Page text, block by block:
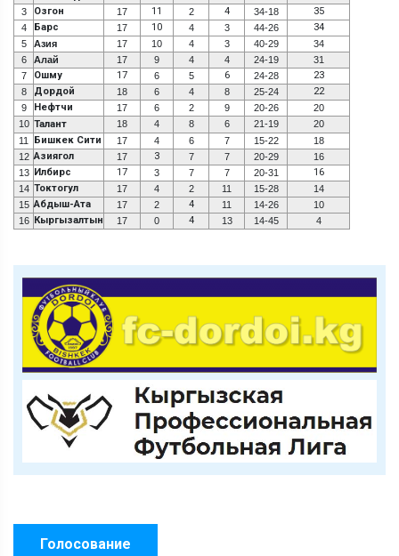
3 Озгон 17 11 2 4 34-18 35
4 Барс 17 10 4 3 44-26 34
5 Азия 17 10 4 3 40-29
34
6
Алай 17 9 4 4 24-19
31
7
Ошму 17 6 5 6 24-28 23
8 Дордой 18 6 4 8 25-24 22
9 Нефтчи 17 6 2 9 20-26
20
10 Талант 18 4 8 6 21-19
20
11
Бишкек Сити 17 4 6 7 15-22
18
12 Азиягол 17 3 7 7 20-29
16
13 Илбирс 17 3 7 7 20-31 16
14 Токтогул 17 4 2 11 15-28
14
15 Абдыш-Ата 17 2 4 11 14-26
10
16 Кыргызалтын 17 0 4 13 14-45 4
Голосование